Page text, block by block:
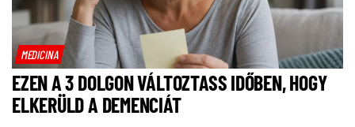
MEDICINA
EZEN A 3 DOLGON VÁLTOZTASS IDŐBEN, HOGY
ELKERÜLD A DEMENCIÁT